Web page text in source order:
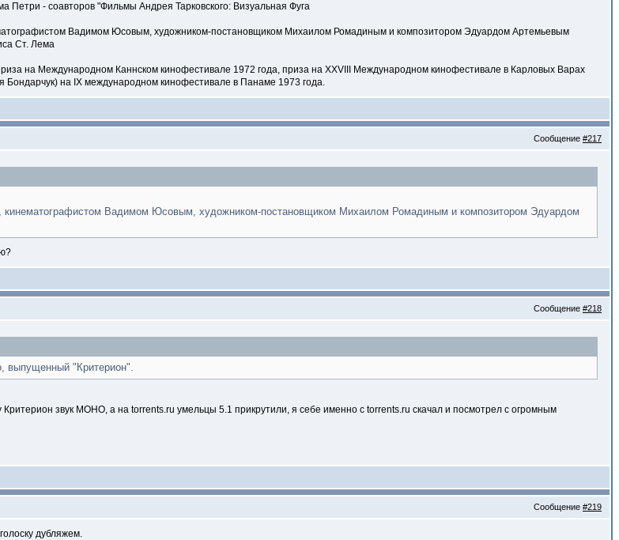
Петри - соавторов "Фильмы Андрея Тарковского: Визуальная Фуга
Вадимом Юсовым, художником-постановщиком Михаилом Ромадиным и композитором Эдуардом Артемьевым
Ст. Лема
на Международном Каннском кинофестивале 1972 года, приза на XXVIII Международном кинофестивале в Карловых Варах
на IX международном кинофестивале в Панаме 1973 года.
Сообщение #217
кинематографистом Вадимом Юсовым, художником-постановщиком Михаилом Ромадиным и композитором Эдуардом
Сообщение #218
выпущенный "Критерион".
Критерион звук МОНО, а на torrents.ru умельцы 5.1 прикрутили, я себе именно с torrents.ru скачал и посмотрел с огромным
Сообщение #219
дубляжем.